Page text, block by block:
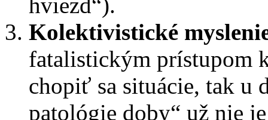
Kolektivistické
fatalistickým prístupom
chopiť sa situácie, tak u
patológie doby“ už nie